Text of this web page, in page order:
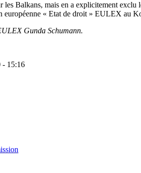
les Balkans, mais en a explicitement
européenne « Etat de droit » EULEX au
Gunda Schumann.
- 15:16